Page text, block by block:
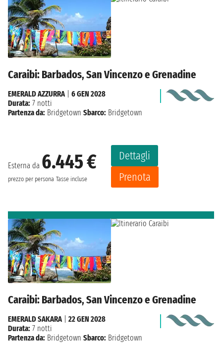
Caraibi: Barbados, San Vincenzo e Grenadine
Esterna da 6.445 €
prezzo per persona Tasse incluse
Dettagli
Prenota
EMERALD AZZURRA| 6 GEN 2028
Durata: 7 notti
Partenza da: Bridgetown Sbarco: Bridgetown
Caraibi: Barbados, San Vincenzo e Grenadine
EMERALD SAKARA| 22 GEN 2028
Durata: 7 notti
Partenza da: Bridgetown Sbarco: Bridgetown